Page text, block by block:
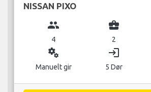
NISSAN PIXO
group
4
business_center
2
miscellaneous_services
Manuelt gir
login
5 Dør